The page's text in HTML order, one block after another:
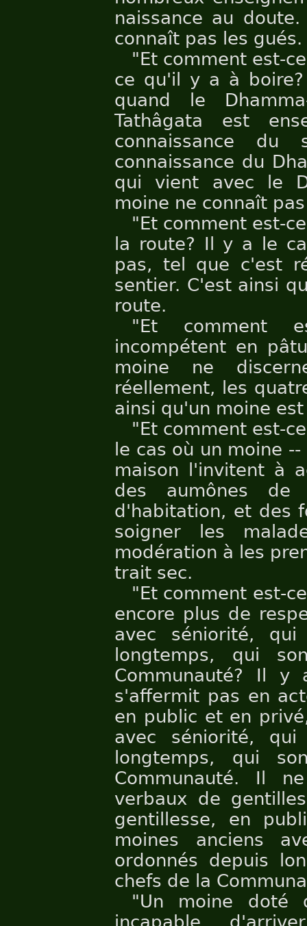
naissance au
connaît pas les gués.
"Et comment est-
ce qu'il y a à
quand le
Tathâgata est
connaissance
connaissance du
qui vient avec le
moine ne connaît
"Et comment est-
la route? Il y a le
pas, tel que c'est
sentier. C'est ainsi
route.
"Et comment
incompétent en
moine ne
réellement, les
ainsi qu'un moine
"Et comment est-
le cas où un moine
maison l'invitent à
des aumônes de
d'habitation, et des
soigner les
modération à les
trait sec.
"Et comment est-
encore plus de
avec séniorité,
longtemps, qui
Communauté? Il
s'affermit pas en
en public et en
avec séniorité,
longtemps, qui
Communauté. Il
verbaux de
gentillesse, en
moines anciens
ordonnés depuis
chefs de la
"Un moine doté
incapable